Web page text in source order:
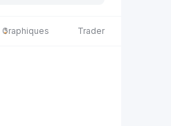
Graphiques Trader